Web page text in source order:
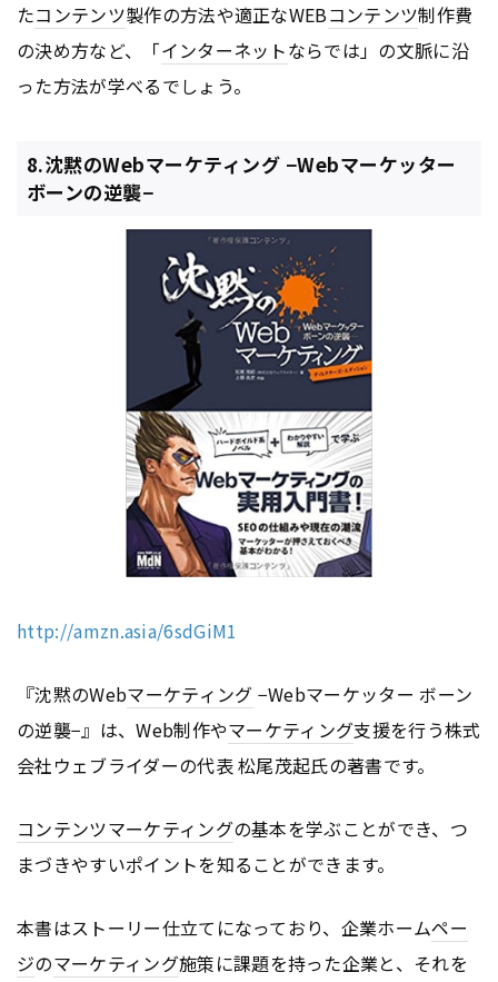
たコンテンツ製作の方法や適正なWEBコンテンツ制作費
の決め方など、「インターネットならでは」の文脈に沿
った方法が学べるでしょう。
8.沈黙のWebマーケティング −Webマーケッター
ボーンの逆襲−
http://amzn.asia/6sdGiM1
『沈黙のWebマーケティング −Webマーケッター ボーン
の逆襲−』は、Web制作やマーケティング支援を行う株式
会社ウェブライダーの代表 松尾茂起氏の著書です。
コンテンツマーケティングの基本を学ぶことができ、つ
まづきやすいポイントを知ることができます。
本書はストーリー仕立てになっており、企業ホームペー
ジのマーケティング施策に課題を持った企業と、それを